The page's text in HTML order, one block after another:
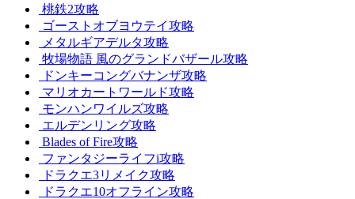
桃鉄2攻略
ゴーストオブヨウテイ攻略
メタルギアデルタ攻略
牧場物語 風のグランドバザール攻略
ドンキーコングバナンザ攻略
マリオカートワールド攻略
モンハンワイルズ攻略
エルデンリング攻略
Blades of Fire攻略
ファンタジーライフi攻略
ドラクエ3リメイク攻略
ドラクエ10オフライン攻略